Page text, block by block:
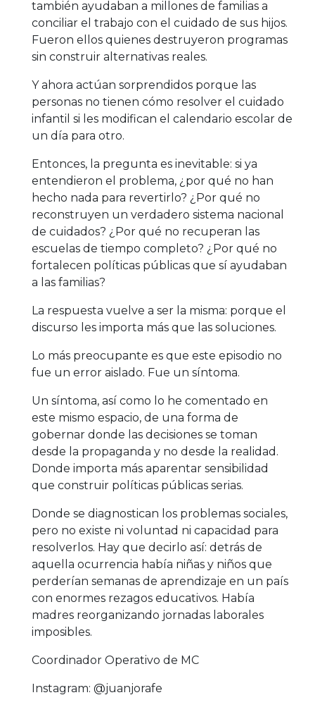
también ayudaban a millones de familias a
conciliar el trabajo con el cuidado de sus hijos.
Fueron ellos quienes destruyeron programas
sin construir alternativas reales.
Y ahora actúan sorprendidos porque las
personas no tienen cómo resolver el cuidado
infantil si les modifican el calendario escolar de
un día para otro.
Entonces, la pregunta es inevitable: si ya
entendieron el problema, ¿por qué no han
hecho nada para revertirlo? ¿Por qué no
reconstruyen un verdadero sistema nacional
de cuidados? ¿Por qué no recuperan las
escuelas de tiempo completo? ¿Por qué no
fortalecen políticas públicas que sí ayudaban
a las familias?
La respuesta vuelve a ser la misma: porque el
discurso les importa más que las soluciones.
Lo más preocupante es que este episodio no
fue un error aislado. Fue un síntoma.
Un síntoma, así como lo he comentado en
este mismo espacio, de una forma de
gobernar donde las decisiones se toman
desde la propaganda y no desde la realidad.
Donde importa más aparentar sensibilidad
que construir políticas públicas serias.
Donde se diagnostican los problemas sociales,
pero no existe ni voluntad ni capacidad para
resolverlos. Hay que decirlo así: detrás de
aquella ocurrencia había niñas y niños que
perderían semanas de aprendizaje en un país
con enormes rezagos educativos. Había
madres reorganizando jornadas laborales
imposibles.
Coordinador Operativo de MC
Instagram: @juanjorafe